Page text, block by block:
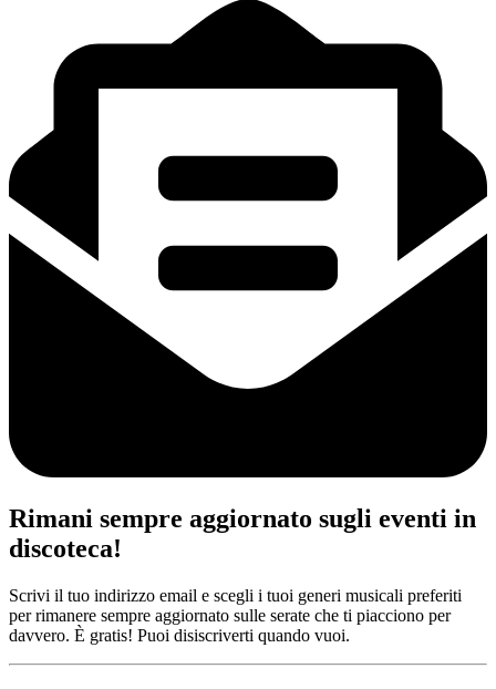
Rimani sempre aggiornato sugli eventi in
discoteca!
Scrivi il tuo indirizzo email e scegli i tuoi generi musicali preferiti
per rimanere sempre aggiornato sulle serate che ti piacciono per
davvero. È gratis! Puoi disiscriverti quando vuoi.